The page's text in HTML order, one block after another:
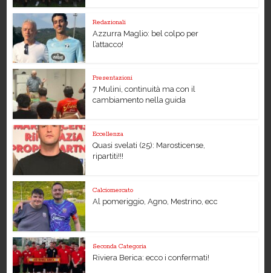
Redazionali
Azzurra Maglio: bel colpo per
l’attacco!
Presentazioni
7 Mulini, continuità ma con il
cambiamento nella guida
Eccellenza
Quasi svelati (25): Marosticense,
ripartiti!!!
Calciomercato
Al pomeriggio, Agno, Mestrino, ecc
Seconda Categoria
Riviera Berica: ecco i confermati!